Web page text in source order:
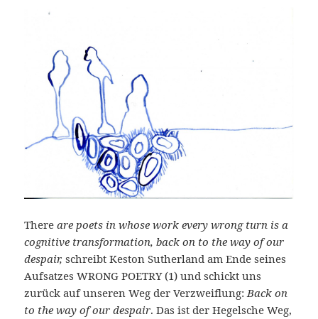
There are poets in whose work every wrong turn is a
cognitive transformation, back on to the way of our
despair,schreibt Keston Sutherland am Ende seines
Aufsatzes WRONG POETRY (1) und schickt uns
zurück auf unseren Weg der Verzweiflung:Back on
to the way of our despair. Das ist der Hegelsche Weg,